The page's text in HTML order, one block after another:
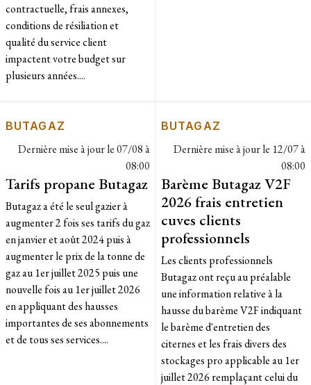
contractuelle, frais annexes,
conditions de résiliation et
qualité du service client
impactent votre budget sur
plusieurs années....
BUTAGAZ
Dernière mise à jour le07/08 à
08:00
Tarifs propane Butagaz
Butagaz a été le seul gazier à
augmenter 2 fois ses tarifs du gaz
en janvier et août 2024 puis à
augmenter le prix de la tonne de
gaz au 1er juillet 2025 puis une
nouvelle fois au 1er juillet 2026
en appliquant des hausses
importantes de ses abonnements
et de tous ses services....
BUTAGAZ
Dernière mise à jour le 12/07 à
08:00
Barème Butagaz V2F
2026 frais entretien
cuves clients
professionnels
Les clients professionnels
Butagaz ont reçu au préalable
une information relative à la
hausse du barème V2F indiquant
le barème d'entretien des
citernes et les frais divers des
stockages pro applicable au 1er
juillet 2026 remplaçant celui du